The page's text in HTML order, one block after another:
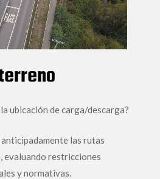
ubicación de carga/descarga?
las rutas
evaluando restricciones
y normativas.